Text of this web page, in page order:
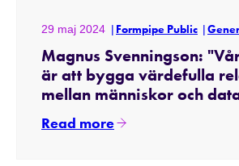
29 maj 2024 Formpipe Public
Magnus Svenningson:
är att bygga värdefulla
mellan människor och
Read more